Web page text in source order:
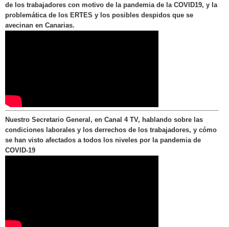
de los trabajadores con motivo de la pandemia de la COVID19, y la
problemática de los ERTES y los posibles despidos que se
avecinan en Canarias.
Nuestro Secretario General, en Canal 4 TV, hablando sobre las
condiciones laborales y los derrechos de los trabajadores, y cómo
se han visto afectados a todos los niveles por la pandemia de
COVID-19